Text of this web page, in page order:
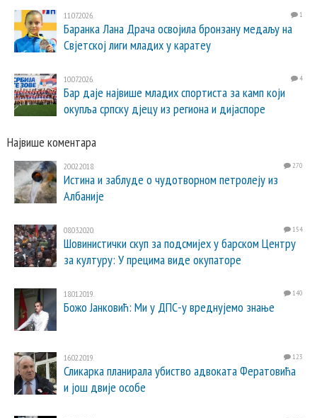
11.07.2026. 1
Баранка Лана Драча освојила бронзану медаљу на
Свјетској лиги младих у каратеу
10.07.2026. 4
Бар даје највише младих спортиста за камп који
окупља српску дјецу из региона и дијаспоре
Највише коментара
20.02.2018. 270
Истина и заблуде о чудотворном петролеју из
Албаније
08.03.2020. 154
Шовинистички скуп за подсмијех у барском Центру
за културу: У прецима виде окупаторе
18.01.2019. 140
Божо Јанковић: Ми у ДПС-у вреднујемо знање
16.02.2019. 123
Сликарка планирала убиство адвоката Фератовића
и још двије особе